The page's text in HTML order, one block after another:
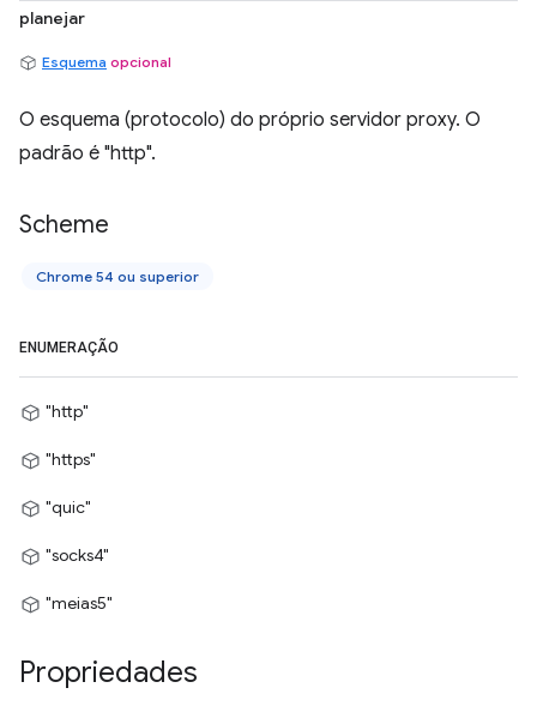
planejar
Esquema opcional
O esquema (protocolo) do próprio servidor proxy. O
padrão é "http".
Scheme
Chrome 54 ou superior
ENUMERAÇÃO
"http"
"https"
"quic"
"socks4"
"meias5"
Propriedades